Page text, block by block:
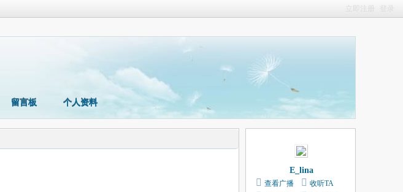
立即注册
留言板 个人资料
E_lina
查看广播
收听TA